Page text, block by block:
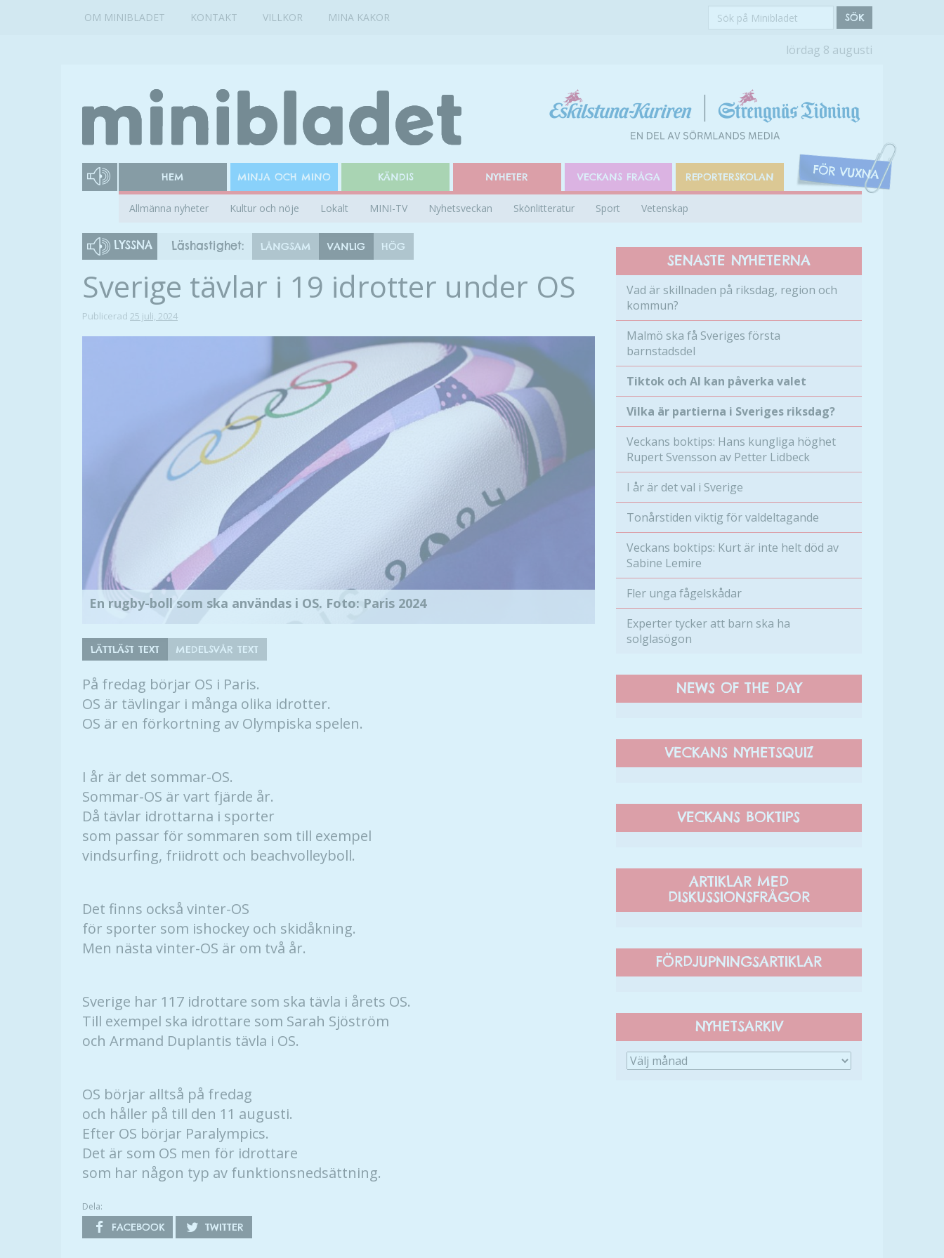
OM MINIBLADET KONTAKT VILLKOR MINA KAKOR
Sök
SÖK
lördag 8 augusti
HEM MINJA OCH MINO KÄNDIS NYHETER VECKANS FRÅGA REPORTERSKOLAN
Allmänna nyheter Kultur och nöje Lokalt MINI-TV Nyhetsveckan Skönlitteratur Sport Vetenskap
LYSSNA Läshastighet: LÅNGSAM VANLIG HÖG
Sverige tävlar i 19 idrotter under OS
Publicerad 25 juli, 2024
En rugby-boll som ska användas i OS. Foto: Paris 2024
LÄTTLÄST TEXT MEDELSVÅR TEXT
På fredag börjar OS i Paris.
OS är tävlingar i många olika idrotter.
OS är en förkortning av Olympiska spelen.
I år är det sommar-OS.
Sommar-OS är vart fjärde år.
Då tävlar idrottarna i sporter
som passar för sommaren som till exempel
vindsurfing, friidrott och beachvolleyboll.
Det finns också vinter-OS
för sporter som ishockey och skidåkning.
Men nästa vinter-OS är om två år.
Sverige har 117 idrottare som ska tävla i årets OS.
Till exempel ska idrottare som Sarah Sjöström
och Armand Duplantis tävla i OS.
OS börjar alltså på fredag
och håller på till den 11 augusti.
Efter OS börjar Paralympics.
Det är som OS men för idrottare
som har någon typ av funktionsnedsättning.
Dela:
FACEBOOK TWITTER
SENASTE NYHETERNA
Vad är skillnaden på riksdag, region och
kommun?
Malmö ska få Sveriges första
barnstadsdel
Tiktok och AI kan påverka valet
Vilka är partierna i Sveriges riksdag?
Veckans boktips: Hans kungliga höghet
Rupert Svensson av Petter Lidbeck
I år är det val i Sverige
Tonårstiden viktig för valdeltagande
Veckans boktips: Kurt är inte helt död av
Sabine Lemire
Fler unga fågelskådar
Experter tycker att barn ska ha
solglasögon
NEWS OF THE DAY
VECKANS NYHETSQUIZ
VECKANS BOKTIPS
ARTIKLAR MED
DISKUSSIONSFRÅGOR
FÖRDJUPNINGSARTIKLAR
NYHETSARKIV